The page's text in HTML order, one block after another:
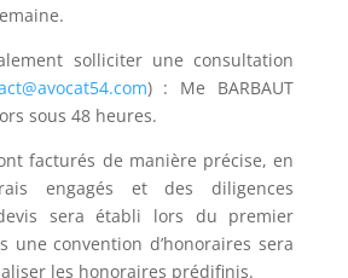
solliciter une consultation
) : Me BARBAUT
sous 48 heures.
facturés de manière précise, en
engagés et des diligences
sera établi lors du premier
une convention d’honoraires sera
les honoraires prédifinis.